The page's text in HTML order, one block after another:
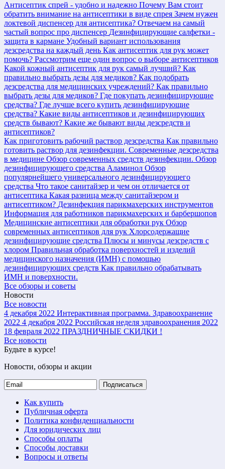
Антисептик спрей - удобно и надежно Почему Вам стоит
обратить внимание на антисептики в виде спрея Зачем нужен
локтевой диспенсер для антисептика? Отвечаем на самый
частый вопрос про диспенсер Дезинфицирующие салфетки -
защита в кармане Удобный вариант использования
дезсредства на каждый день Как антисептик для рук может
помочь? Рассмотрим еще один вопрос о выборе антисептиков
Какой кожный антисептик для рук самый лучший? Как
правильно выбрать дезы для медиков? Как подобрать
дезсредства для медицинских учреждений? Как правильно
выбрать дезы для медиков? Где покупать дезинфицирующие
средства? Где лучше всего купить дезинфицирующие
средства? Какие виды антисептиков и дезинфицирующих
средств бывают? Какие же бывают виды дезсредств и
антисептиков?
Как приготовить рабочий раствор дезсредства Как правильно
готовить раствор для дезинфекции. Современные дезсредства
в медицине Обзор современных средств дезинфекции. Обзор
дезинфицирующего средства Аламинол Обзор
популярнейшего универсального дезинфицирующего
средства Что такое санитайзер и чем он отличается от
антисептика Какая разница между санитайзером и
антисептиком? Дезинфекция парикмахерских инструментов
Информация для работников парикмахерских и барбершопов
Медицинские антисептики для обработки рук Обзор
современных антисептиков для рук Хлорсодержащие
дезинфицирующие средства Плюсы и минусы дезсредств с
хлором Правильная обработка поверхностей и изделий
медицинского назначения (ИМН) с помощью
дезинфицирующих средств Как правильно обрабатывать
ИМН и поверхности.
Все обзоры и советы
Новости
Все новости
4 декабря 2022 Интерактивная программа. Здравоохранение
2022 4 декабря 2022 Российская неделя здравоохранения 2022
18 февраля 2022 ПРАЗДНИЧНЫЕ СКИДКИ !
Все новости
Будьте в курсе!
Новости, обзоры и акции
Подписаться
Как купить
Публичная оферта
Политика конфиденциальности
Для юридических лиц
Способы оплаты
Способы доставки
Вопросы и ответы